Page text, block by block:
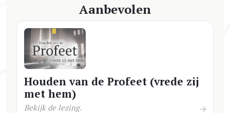
Aanbevolen
Houden van de Profeet (vrede zij
met hem)
Bekijk de lezing.